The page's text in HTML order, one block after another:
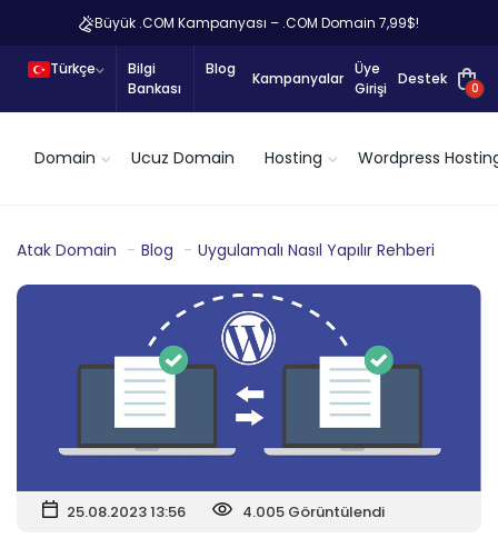
Büyük .COM Kampanyası – .COM Domain 7,99$!
Türkçe
Bilgi
Bankası
Blog
Kampanyalar
Üye
Girişi
Destek
0
Domain Ucuz Domain Hosting Wordpress
Atak Domain Blog Uygulamalı Nasıl Yapılır Rehberi
25.08.2023 13:56 4.005 Görüntülendi